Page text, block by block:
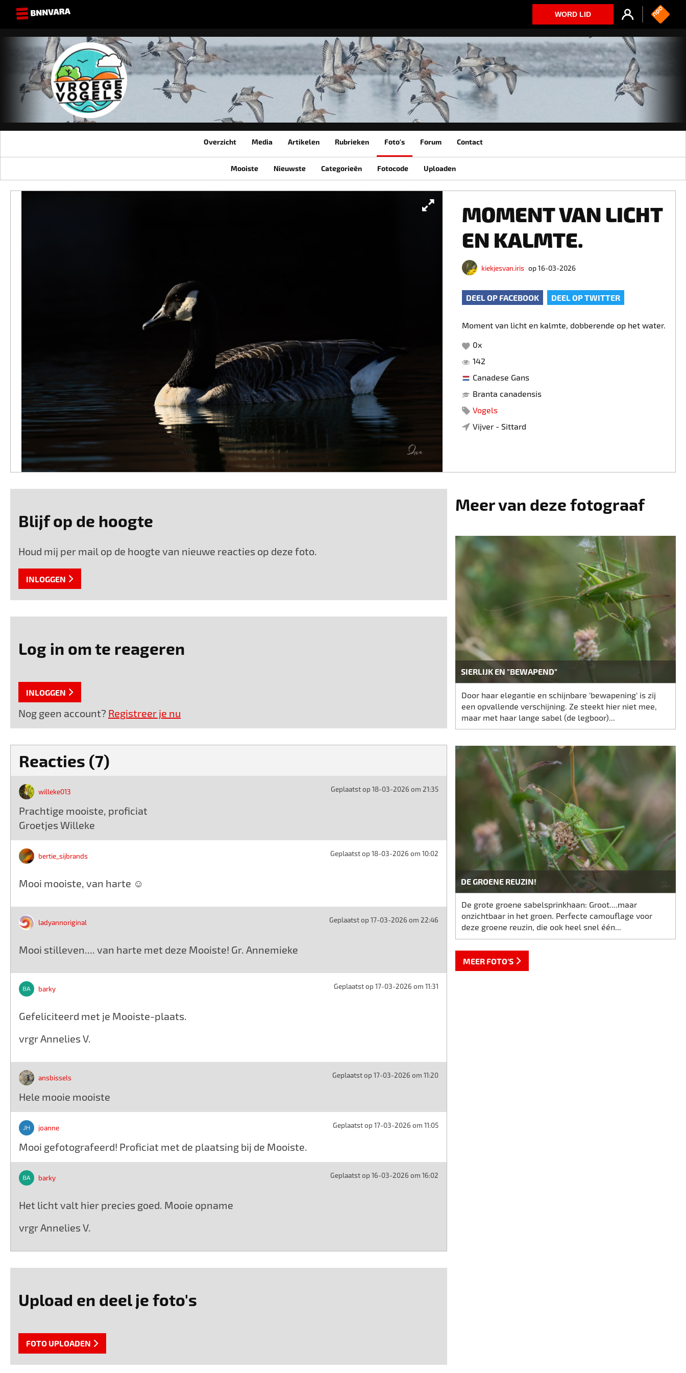
WORD LID
Overzicht Media Artikelen Rubrieken Foto's Forum Contact
Mooiste Nieuwste Categorieën Fotocode Uploaden
MOMENT VAN LICHT
EN KALMTE.
kiekjesvan.iris op 16-03-2026
DEEL OP FACEBOOK DEEL OP TWITTER
Moment van licht en kalmte, dobberende op het water.
0x
142
Canadese Gans
Branta canadensis
Vogels
Vijver - Sittard
Blijf op de hoogte
Houd mij per mail op de hoogte van nieuwe reacties op deze foto.
INLOGGEN
Log in om te reageren
INLOGGEN
Nog geen account? Registreer je nu
Reacties (7)
willeke013 Geplaatst op 18-03-2026 om 21:35
Prachtige mooiste, proficiat
Groetjes Willeke
bertie_sijbrands Geplaatst op 18-03-2026 om 10:02
Mooi mooiste, van harte ☺
ladyannoriginal Geplaatst op 17-03-2026 om 22:46
Mooi stilleven.... van harte met deze Mooiste! Gr. Annemieke
barky Geplaatst op 17-03-2026 om 11:31
Gefeliciteerd met je Mooiste-plaats.
vrgr Annelies V.
ansbissels Geplaatst op 17-03-2026 om 11:20
Hele mooie mooiste
joanne Geplaatst op 17-03-2026 om 11:05
Mooi gefotografeerd! Proficiat met de plaatsing bij de Mooiste.
barky Geplaatst op 16-03-2026 om 16:02
Het licht valt hier precies goed. Mooie opname
vrgr Annelies V.
Upload en deel je foto's
FOTO UPLOADEN
Meer van deze fotograaf
SIERLIJK EN "BEWAPEND"
Door haar elegantie en schijnbare 'bewapening' is zij
een opvallende verschijning. Ze steekt hier niet mee,
maar met haar lange sabel (de legboor)...
DE GROENE REUZIN!
De grote groene sabelsprinkhaan: Groot....maar
onzichtbaar in het groen. Perfecte camouflage voor
deze groene reuzin, die ook heel snel één...
MEER FOTO'S